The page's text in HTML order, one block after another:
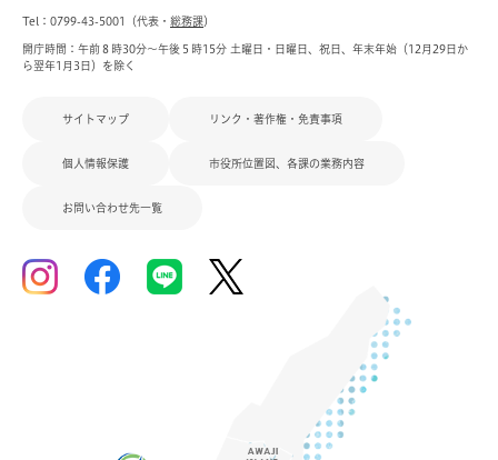
Tel：0799-43-5001（代表・ 総務課）
開庁時間：午前８時30分～午後５時15分 土曜日・日曜日、祝日、年末年始（12月29日か
ら翌年1月3日）を除く
サイトマップ リンク・著作権・免責事項
個人情報保護 市役所位置図、各課の業務内容
お問い合わせ先一覧